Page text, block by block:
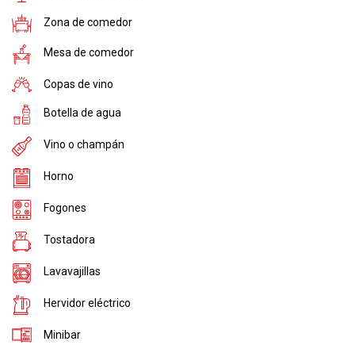
Zona de comedor
Mesa de comedor
Copas de vino
Botella de agua
Vino o champán
Horno
Fogones
Tostadora
Lavavajillas
Hervidor eléctrico
Minibar